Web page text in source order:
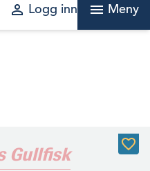
perm_identity Logg inn menu Meny
Gullfisk